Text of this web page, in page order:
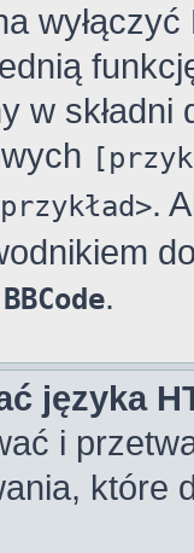
w
.
BBCode.
języka
i
które